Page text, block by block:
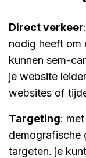
direct verkeer
nodig heeft om
kunnen sem-
je website
websites of
targeting:
demografische
targeten. je